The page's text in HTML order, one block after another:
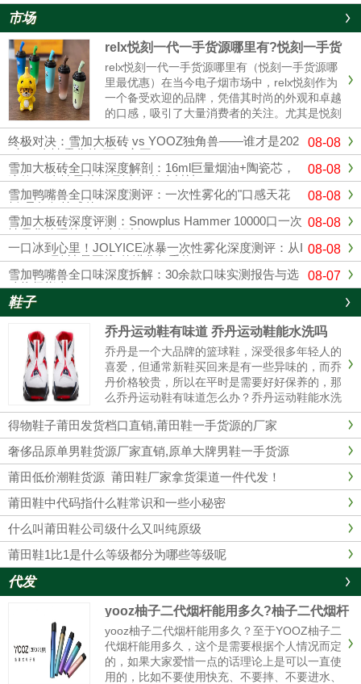
市场
relx悦刻一代一手货源哪里有?悦刻一手货
源哪里最优惠
relx悦刻一代一手货源哪里有（悦刻一手货源哪
里最优惠）在当今电子烟市场中，relx悦刻作为
一个备受欢迎的品牌，凭借其时尚的外观和卓越
的口感，吸引了大量消费者的关注。尤其是悦刻
一代，其独特的设计和多样的口味使其成为许多
烟民的首选。随着市场竞争的加剧，寻找可靠的
悦刻一手货源变得越来......
08-08
终极对决：雪加大板砖 vs YOOZ独角兽——谁才是202
6年一次性雾化的“万口之王”？
08-08
雪加大板砖全口味深度解剖：16ml巨量烟油+陶瓷芯，
这款“一次性天花板”到底凭什么封神？
08-08
雪加鸭嘴兽全口味深度测评：一次性雾化的"口感天花
板"是如何炼成的？
08-08
雪加大板砖深度评测：Snowplus Hammer 10000口一次
性雾化的硬核实力全解析
08-08
一口冰到心里！JOLYICE冰暴一次性雾化深度测评：从I
CEMAX到"冰暴正统"的进化与重构
08-07
雪加鸭嘴兽全口味深度拆解：30余款口味实测报告与选
购终极指南
鞋子
乔丹运动鞋有味道 乔丹运动鞋能水洗吗
乔丹是一个大品牌的篮球鞋，深受很多年轻人的
喜爱，但通常新鞋买回来是有一些异味的，而乔
丹价格较贵，所以在平时是需要好好保养的，那
么乔丹运动鞋有味道怎么办？乔丹运动鞋能水洗
吗？乔丹运动鞋有味道1、最简单的办法在鞋里
放上橘子皮。2、用棉花沾些酒精塞入球鞋里，
这样经过一夜以后，棉花已经乾......
得物鞋子莆田发货档口直销,莆田鞋一手货源的厂家
奢侈品原单男鞋货源厂家直销,原单大牌男鞋一手货源
莆田低价潮鞋货源 莆田鞋厂家拿货渠道一件代发！
莆田鞋中代码指什么鞋常识和一些小秘密
什么叫莆田鞋公司级什么又叫纯原级
莆田鞋1比1是什么等级都分为哪些等级呢
代发
yooz柚子二代烟杆能用多久?柚子二代烟杆
yooz柚子二代烟杆能用多久？至于YOOZ柚子二
代烟杆能用多久，这个是需要根据个人情况而定
的，如果大家爱惜一点的话理论上是可以一直使
用的，比如不要使用快充、不要摔、不要进水、